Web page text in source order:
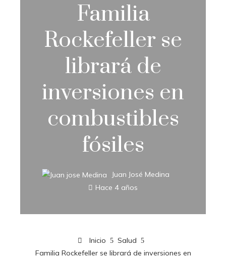
Familia
Rockefeller se
librará de
inversiones en
combustibles
fósiles
Juan José Medina
Hace 4 años
Inicio
Salud
Familia Rockefeller se librará de inversiones en